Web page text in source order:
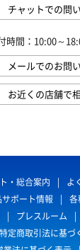
チャットでの問
時間：10:00～
メールでのお問
お近くの店舗で
・総合案内
よ
ポート情報
各
プレスルーム
特定商取引法に基づ